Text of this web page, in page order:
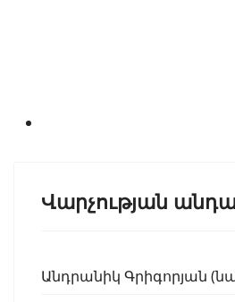
Վարչության
Անդրանիկ Գրիգորյան